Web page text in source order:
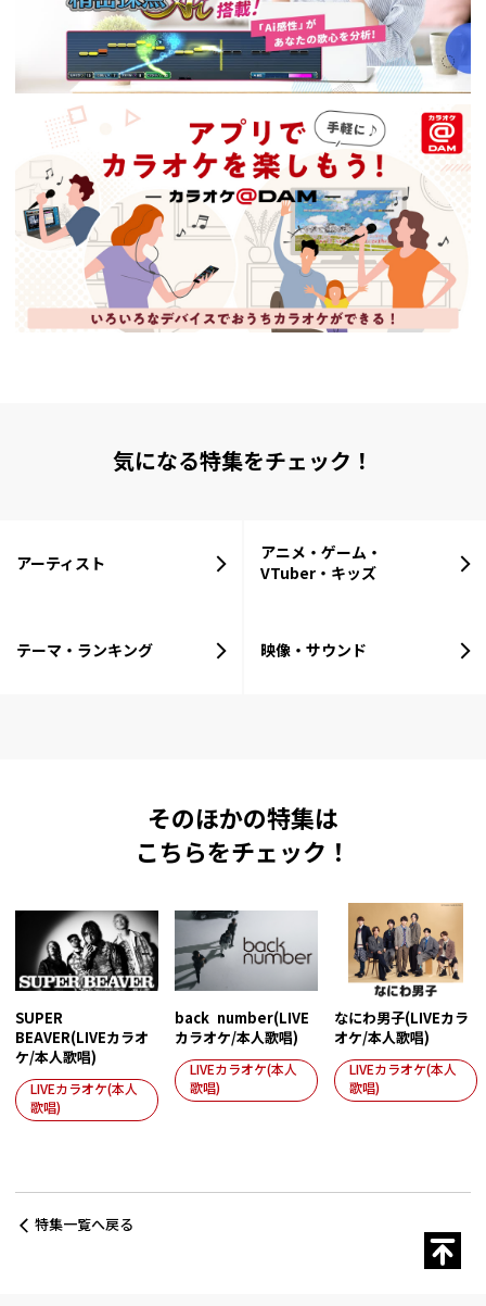
気になる特集をチェック！
アーティスト
アニメ・ゲーム・
VTuber・キッズ
テーマ・ランキング 映像・サウンド
そのほかの特集は
こちらをチェック！
SUPER
BEAVER(LIVEカラオ
ケ/本人歌唱)
LIVEカラオケ(本人
歌唱)
back number(LIVE
カラオケ/本人歌唱)
LIVEカラオケ(本人
歌唱)
なにわ男子(LIVEカラ
オケ/本人歌唱)
LIVEカラオケ(本人
歌唱)
特集一覧へ戻る